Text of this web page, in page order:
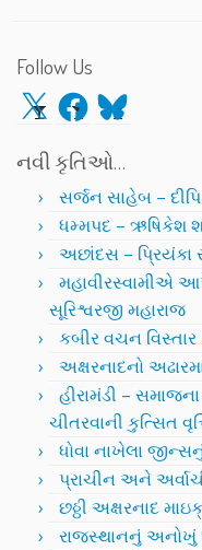
Follow Us
X Facebook
Bluesky
નવી કૃતિઓ…
સર્જન સાહેબ –
ધમ્મપદ – ઋષિકેશ
અછાંદસ – પ્રિયંકા
મહાવીરસ્વામીએ
સૂરિશ્વરજી મહારાજ
કબીર વચન વિસ્તાર
અક્ષરનાદનો
હીરામંડી –
ચીતરવાની કુત્સિત
ધોવા નાખેલા
પ્રાચીન અને
છઠ્ઠી અક્ષરનાદ
રાજસ્થાનનું અનોખું